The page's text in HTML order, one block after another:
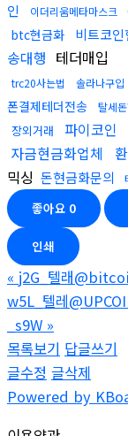
인
이더리움메타마스크
btc현금화 비트코
송대행 테더매입
trc20사는법 솔라나구입
폰결제테더전송
탈세
장외거래
파이코인
자금현금화업체
믹싱 돈현금화문의
좋아요 0
인쇄
« j2G_텔래
w5L_텔레
_s9W »
목록보기 답글쓰기
글수정 글삭제
Powered by